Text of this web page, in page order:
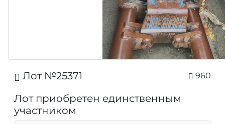
Лот №25371 960
Лот приобретен единственным
участником